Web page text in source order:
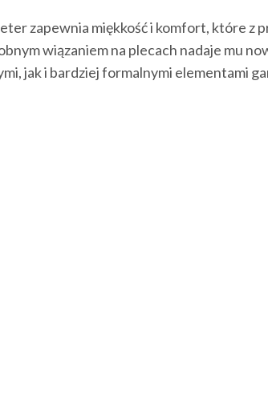
zapewnia miękkość i komfort, które z
wiązaniem na plecach nadaje mu
jak i bardziej formalnymi elementami